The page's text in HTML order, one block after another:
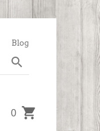
Blog

0